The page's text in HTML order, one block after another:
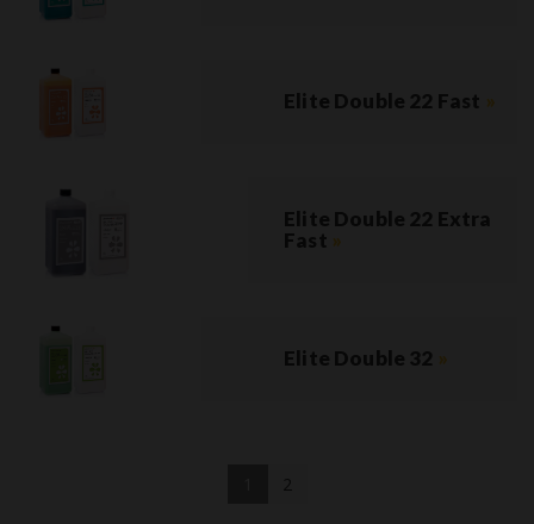
Elite Double 22 Fast »
Elite Double 22 Extra
Fast »
Elite Double 32 »
2